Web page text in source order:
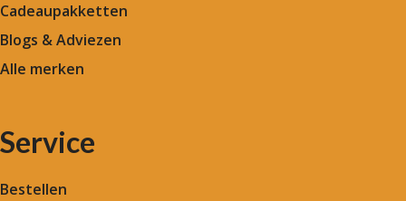
Cadeaupakketten
Blogs & Adviezen
Alle merken
Service
Bestellen